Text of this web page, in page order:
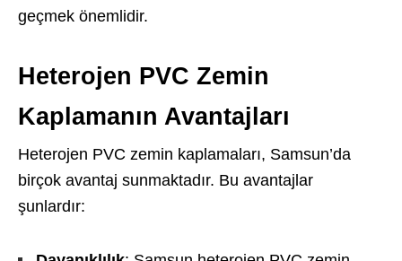
geçmek önemlidir.
Heterojen PVC Zemin
Kaplamanın Avantajları
Heterojen PVC zemin kaplamaları, Samsun’da
birçok avantaj sunmaktadır. Bu avantajlar
şunlardır: